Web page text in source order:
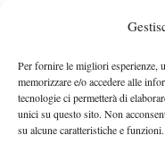
Per fornire le migliori esperienze,
memorizzare e/o accedere alle
tecnologie ci permetterà di
unici su questo sito. Non
su alcune caratteristiche e funzioni.
lungo termine
Il noleggio a lungo
diffusa anche tra i
Categorie
accessori auto